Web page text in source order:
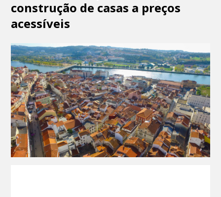
construção de casas a preços
acessíveis